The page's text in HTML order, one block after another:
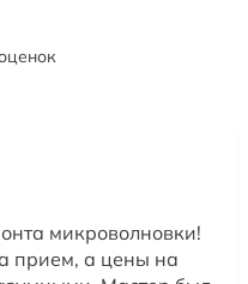
микроволновки!
прием, а цены на